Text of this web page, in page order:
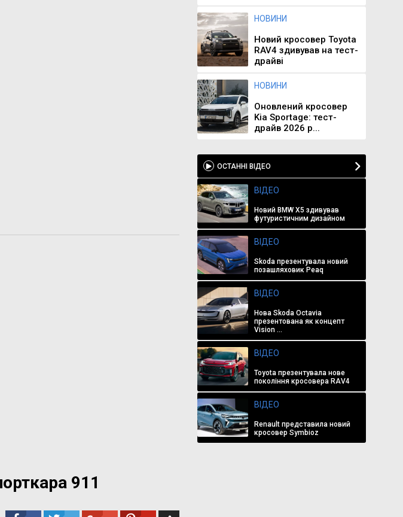
911
НОВИНИ
Новий кросовер Toyota
RAV4 здивував на тест-
драйві
НОВИНИ
Оновлений кросовер
Kia Sportage: тест-
драйв 2026 р...
ОСТАННІ ВІДЕО
ВІДЕО
Новий BMW X5 здивував
футуристичним дизайном
ВІДЕО
Skoda презентувала новий
позашляховик Peaq
ВІДЕО
Нова Skoda Octavia
презентована як концепт
Vision ...
ВІДЕО
Toyota презентувала нове
покоління кросовера RAV4
ВІДЕО
Renault представила новий
кросовер Symbioz